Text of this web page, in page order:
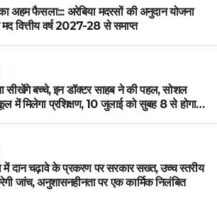
अहम फैसला::: अरेबिया मदरसों की अनुदान योजना
वित्तीय वर्ष 2027-28 से समाप्त
सीखेंगे बच्चे, इन डॉक्टर साहब ने की पहल, सोशल
में मिलेगा प्रशिक्षण, 10 जुलाई को सुबह 8 से होगा
में दान चढ़ावे के प्रकरण पर सरकार सख्त, उच्च स्तरीय
जांच, अनुशासनहीनता पर एक कार्मिक निलंबित